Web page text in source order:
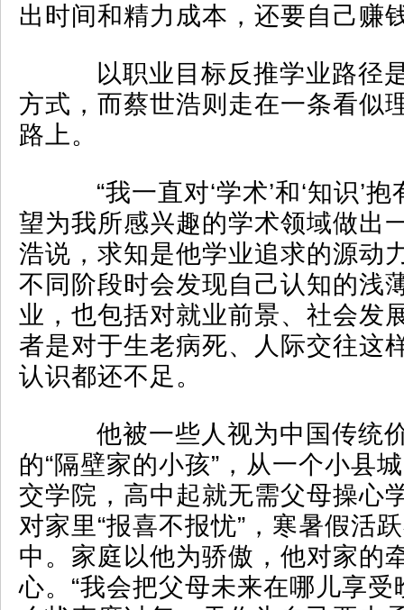
出时间和精力成本，还要自己赚
以职业目标反推学业路径
方式，而蔡世浩则走在一条看似
路上。
“我一直对‘学术’和‘知识’抱
望为我所感兴趣的学术领域做出
浩说，求知是他学业追求的源动
不同阶段时会发现自己认知的浅
业，也包括对就业前景、社会发
者是对于生老病死、人际交往这
认识都还不足。
他被一些人视为中国传统
的“隔壁家的小孩”，从一个小县
交学院，高中起就无需父母操心
对家里“报喜不报忧”，寒暑假活
中。家庭以他为骄傲，他对家的
心。“我会把父母未来在哪儿享